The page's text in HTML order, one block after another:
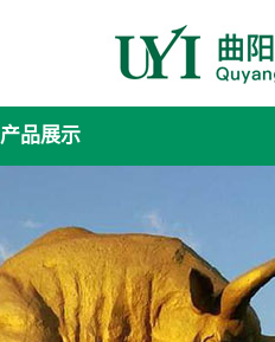
产品展示